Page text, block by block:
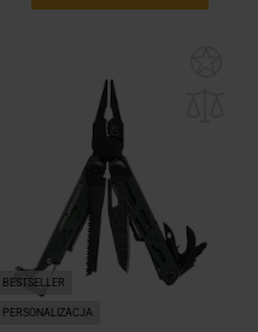
BESTSELLER
PERSONALIZACJA